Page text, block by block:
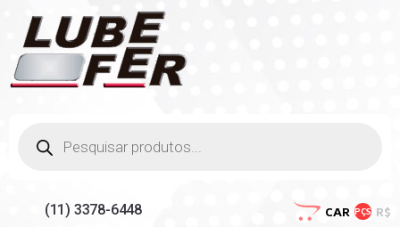
(11) 3378-6448 CAR PÇS R$